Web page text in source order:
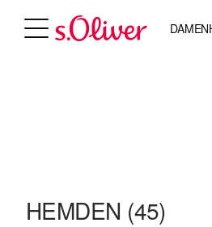
DAMEN
HEMDEN (45)